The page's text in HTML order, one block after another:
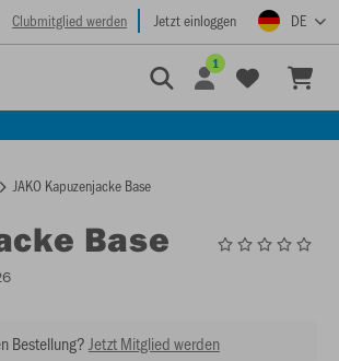
Clubmitglied werden Jetzt einloggen DE
1
JAKO Kapuzenjacke Base
Base
Bestellung? Jetzt Mitglied werden